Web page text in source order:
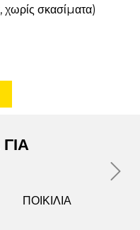
χωρίς σκασίµατα)
ΠΟΙΚΙΛΙΑ